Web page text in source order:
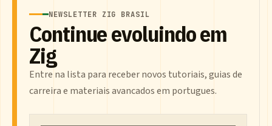
NEWSLETTER ZIG BRASIL
Continue evoluindo em
Zig
Entre na lista para receber novos tutoriais, guias de
carreira e materiais avancados em portugues.